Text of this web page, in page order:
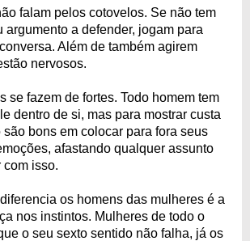
falam pelos cotovelos. Se não tem
argumento a defender, jogam para
Além de também agirem
nervosos.
se fazem de fortes. Todo homem tem
dentro de si, mas para mostrar custa
são bons em colocar para fora seus
afastando qualquer assunto
com isso.
os homens das mulheres é a
nos instintos. Mulheres de todo o
o seu sexto sentido não falha, já os